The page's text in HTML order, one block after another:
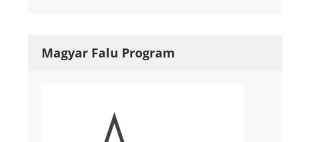
Magyar Falu Program